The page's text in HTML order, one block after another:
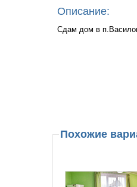
Описание:
Сдам дом в
Похожие